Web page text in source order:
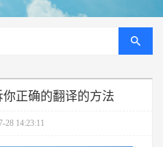
正确的翻译的方法
28 14:23:11